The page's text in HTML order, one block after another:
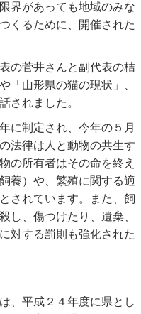
界があっても地域のみな
くるために、開催された
の菅井さんと副代表の桔
「山形県の猫の現状」、
されました。
に制定され、今年の５月
法律は人と動物の共生す
の所有者はその命を終え
養）や、繁殖に関する適
されています。また、飼
し、傷つけたり、遺棄、
対する罰則も強化された
、平成２４年度に県とし